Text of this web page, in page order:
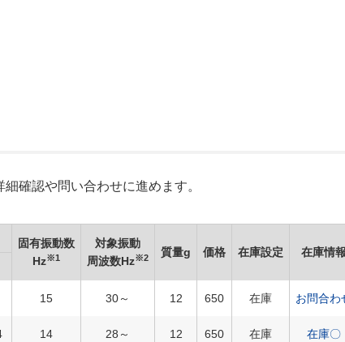
確認や問い合わせに進めます。
固有振動数
Hz※1
対象振動
周波数Hz※2 質量g 価格 在庫設定 在庫情報
15 30～ 12 650 在庫 お問合わ
14 28～ 12 650 在庫 在庫〇